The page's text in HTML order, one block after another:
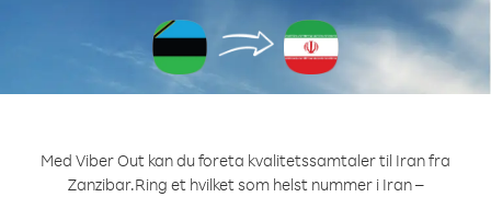
Med Viber Out kan du foreta kvalitetssamtaler til Iran fra
Zanzibar.Ring et hvilket som helst nummer i Iran –